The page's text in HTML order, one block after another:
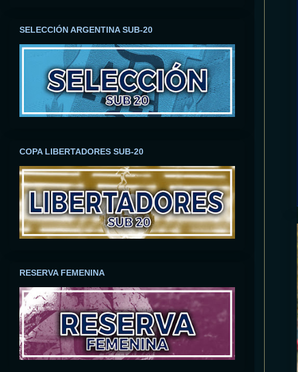
SELECCIÓN ARGENTINA SUB-20
COPA LIBERTADORES SUB-20
RESERVA FEMENINA